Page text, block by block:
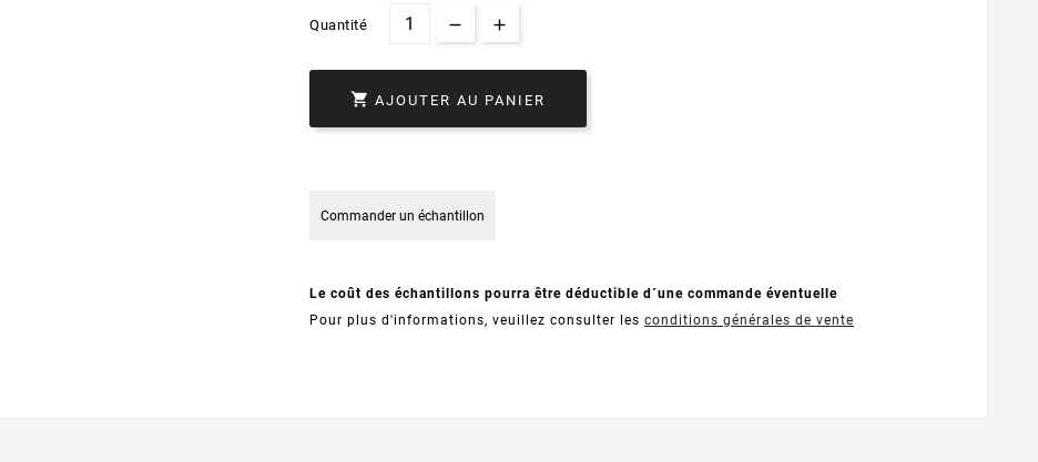
Quantité
 AJOUTER AU PANIER
Commander un échantillon
Le coût des échantillons pourra être déductible d´une commande éventuelle
Pour plus d'informations, veuillez consulter les conditions générales de vente